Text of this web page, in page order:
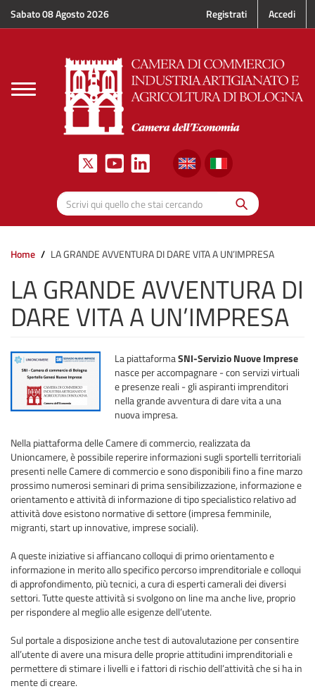
Sabato 08 Agosto 2026 Registrati Accedi
Toggle
navigation
Scrivi qui quello che stai cercando
Cerca
Home LA GRANDE AVVENTURA DI DARE VITA A UN’IMPRESA
LA GRANDE AVVENTURA DI
DARE VITA A UN’IMPRESA
La piattaformaSNI-Servizio Nuove Imprese
nasce per accompagnare - con servizi virtuali
e presenze reali - gli aspiranti imprenditori
nella grande avventura di dare vita a una
nuova impresa.
Nella piattaforma delle Camere di commercio, realizzata da
Unioncamere, è possibile reperire informazioni sugli sportelli territoriali
presenti nelle Camere di commercio e sono disponibili fino a fine marzo
prossimo numerosi seminari di prima sensibilizzazione, informazione e
orientamento e attività di informazione di tipo specialistico relativo ad
attività dove esistono normative di settore (impresa femminile,
migranti, start up innovative, imprese sociali).
A queste iniziative si affiancano colloqui di primo orientamento e
informazione in merito allo specifico percorso imprenditoriale e colloqui
di approfondimento, più tecnici, a cura di esperti camerali dei diversi
settori. Tutte queste attività si svolgono on line ma anche live, proprio
per rispondere al meglio alle esigenze dell’utente.
Sul portale a disposizione anche test di autovalutazione per consentire
all’utente di avere una misura delle proprie attitudini imprenditoriali e
permettere di stimare i livelli e i fattori di rischio dell’attività che si ha in
mente di creare.